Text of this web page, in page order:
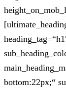
bottom:22px;“